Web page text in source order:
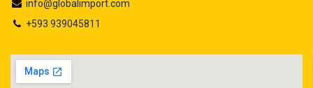
info@globalimport.com
+593 939045811